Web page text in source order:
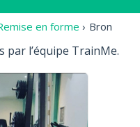
en forme › Bron
par l’équipe TrainMe.